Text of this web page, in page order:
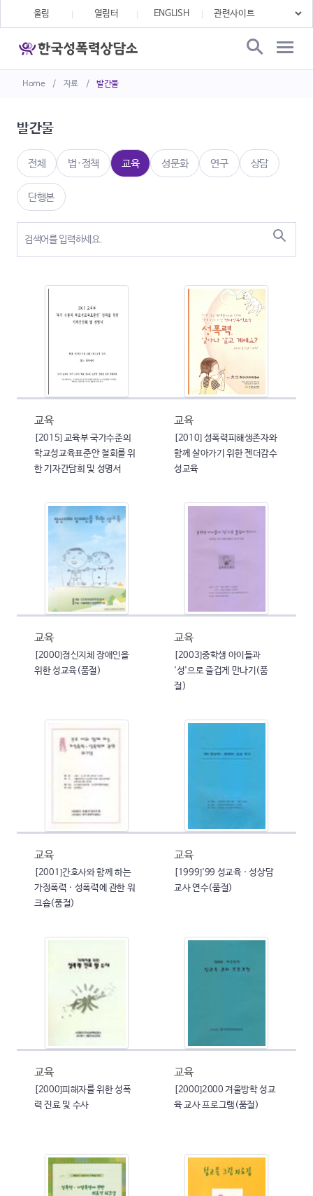
Home / 자료 / 발간물
울림 열림터 ENGLISH
발간물
전체 법·정책 교육 성문화 연구 상담
단행본
교육
[2015] 교육부 국가수준의
학교성교육표준안 철회를 위
한 기자간담회 및 성명서
교육
[2010] 성폭력피해생존자와
함께 살아가기 위한 젠더감수
성교육
교육
[2000]정신지체 장애인을
위한 성교육(품절)
교육
[2003]중학생 아이들과
'성'으로 즐겁게 만나기(품
절)
교육
[2001]간호사와 함께 하는
가정폭력 · 성폭력에 관한 워
크숍(품절)
교육
[1999]'99 성교육 · 성상담
교사 연수(품절)
교육
[2000]피해자를 위한 성폭
력 진료 및 수사
교육
[2000]2000 겨울방학 성교
육 교사 프로그램(품절)